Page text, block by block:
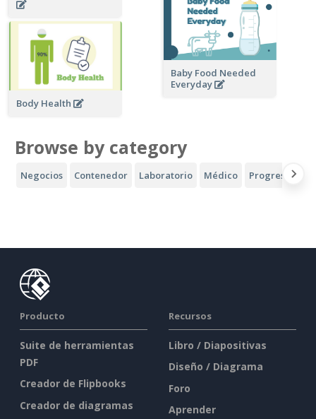
Baby Food Needed
Everyday
Body Health
Browse by category
Negocios Contenedor Laboratorio Médico Progreso
Producto
Suite de herramientas
PDF
Creador de Flipbooks
Creador de diagramas
Recursos
Libro / Diapositivas
Diseño / Diagrama
Foro
Aprender